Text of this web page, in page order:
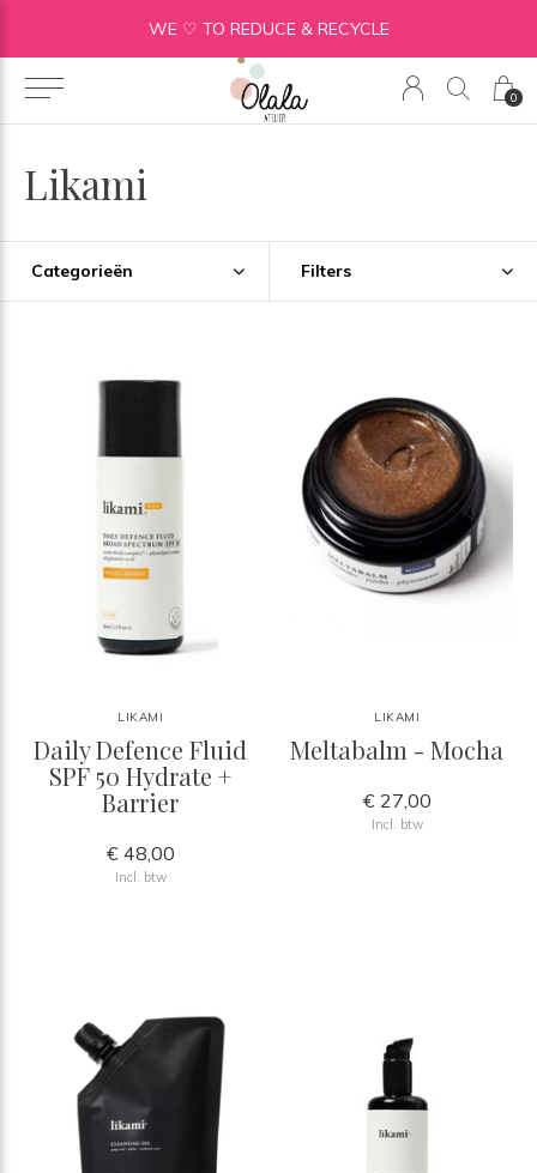
0
WE ♡ TO REDUCE & RECYCLE
Likami
Categorieën Filters
LIKAMI
Daily Defence Fluid
SPF 50 Hydrate +
Barrier
€ 48,00
Incl. btw
LIKAMI
Meltabalm - Mocha
€ 27,00
Incl. btw